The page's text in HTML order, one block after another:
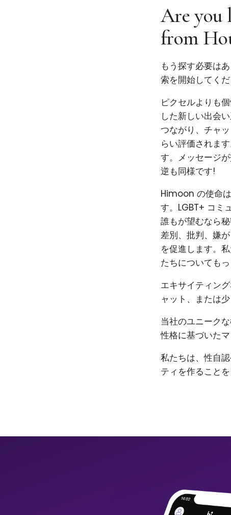
Are you
from
もう探す必要は
索を開始してく
ピクセルよりも
した新しい出会
つながり、チャ
らい評価されま
す。メッセージ
逆も同様です!
Himoon の使命
す。LGBT+ コミ
誰もが望むなら
差別、批判、嫌
を促進します。
たちについても
エキサイティン
ャット、または
当社のユニーク
性格に基づいた
私たちは、性自
ティを作ること